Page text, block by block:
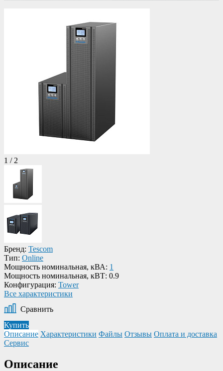
1 / 2
Бренд: Tescom
Тип: Online
Мощность номинальная, кВА: 1
Мощность номинальная, кВТ: 0.9
Конфигурация: Tower
Все характеристики
Сравнить
Купить
Описание Характеристики Файлы Отзывы Оплата и доставка
Сервис
Описание